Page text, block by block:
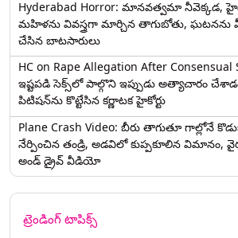
Hyderabad Horror: మానవత్వమా నీవెక్కడ,
మహిళను వివస్త్రగా మార్చిన తాగుబోతు,
చేసిన బాటసారులు
HC on Rape Allegation After Consensual
ఇష్టపడి సెక్స్‌లో పాల్గొని ఇప్పుడు అత్యాచారం
పిటిషన్‌ను కొట్టేసిన కర్ణాటక హైకోర్టు
Plane Crash Video: బీరు తాగుతూ గాల్లోనే
నేర్పించిన తండ్రి, అడవిలో కుప్పకూలిన విమానం,
అండ్ డ్రైవ్ వీడియో
ట్రెండింగ్ టాపిక్స్